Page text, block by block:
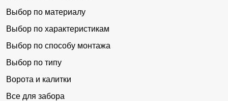
Выбор по материалу
Выбор по характеристикам
Выбор по способу монтажа
Выбор по типу
Ворота и калитки
Все для забора